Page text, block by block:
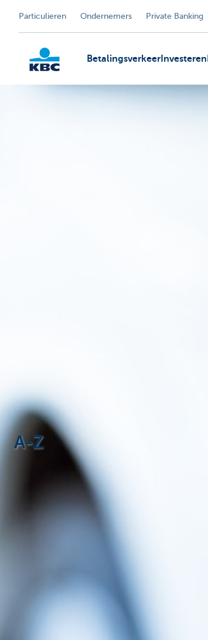
Particulieren Ondernemers Private Banking
Betalingsverkeer Investeren
A-Z